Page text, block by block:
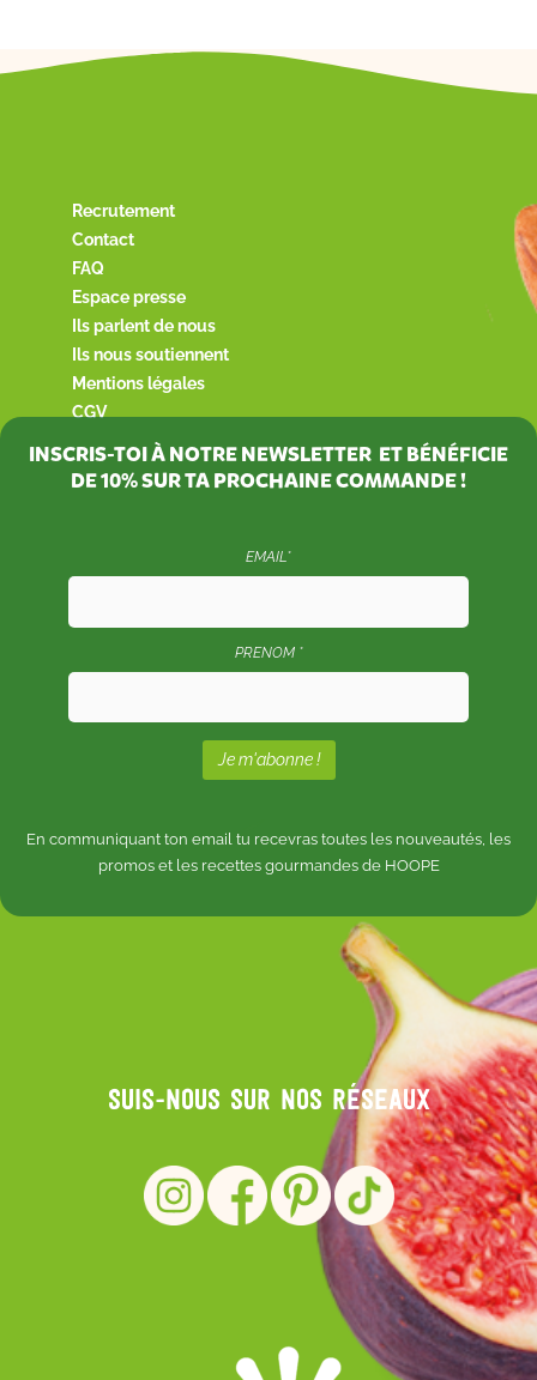
Recrutement
Contact
FAQ
Espace presse
Ils parlent de nous
Ils nous soutiennent
Mentions légales
CGV
INSCRIS-TOI À NOTRE NEWSLETTER ET BÉNÉFICIE
DE10%SUR TA PROCHAINE COMMANDE !
EMAIL*
PRENOM *
En communiquant ton email tu recevras toutes les nouveautés, les
promos et les recettes gourmandes de HOOPE
Suis-nous sur nos réseaux